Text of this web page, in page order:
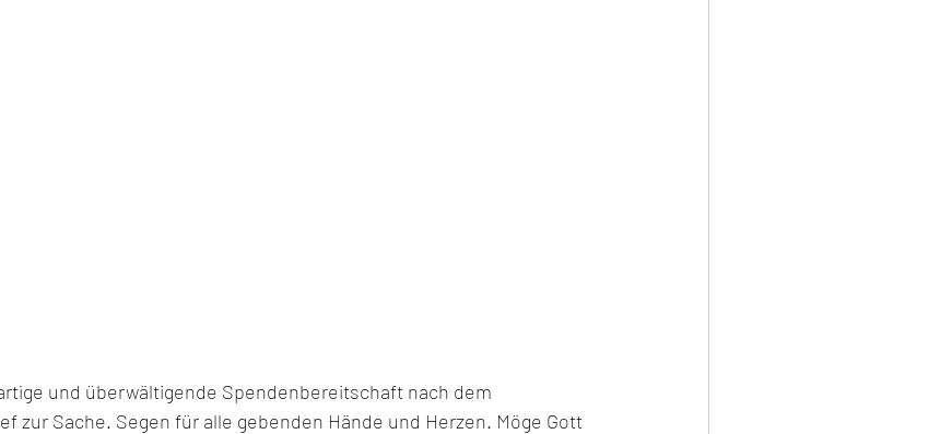
und überwältigende Spendenbereitschaft nach dem
zur Sache. Segen für alle gebenden Hände und Herzen. Möge Gott